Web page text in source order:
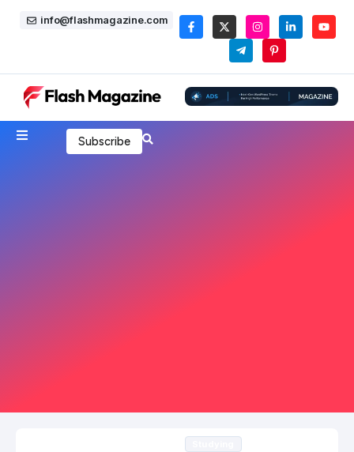
info@flashmagazine.com
Subscribe